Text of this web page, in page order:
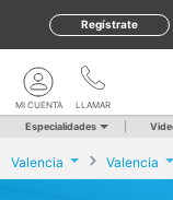
Regístrate
LLAMAR
MI CUENTA
Especialidades
Valencia Valencia